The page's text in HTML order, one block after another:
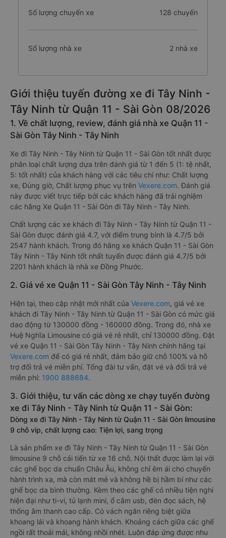
Số lượng chuyến xe 128 chuyến
Số lượng nhà xe 2 nhà xe
Giới thiệu tuyến đường xe đi Tây Ninh -
Tây Ninh từ Quận 11 - Sài Gòn 08/2026
1. Về chất lượng, review, đánh giá nhà xe Quận 11 -
Sài Gòn Tây Ninh - Tây Ninh
Xe đi Tây Ninh - Tây Ninh từ Quận 11 - Sài Gòn tốt nhất được
phân loại chất lượng dựa trên đánh giá từ 1 đến 5 (1: tệ nhất,
5: tốt nhất) của khách hàng với các tiêu chí như: Chất lượng
xe, Đúng giờ, Chất lượng phục vụ trên Vexere.com. Đánh giá
này được viết trực tiếp bởi các khách hàng đã trải nghiệm
các hãng Xe Quận 11 - Sài Gòn đi Tây Ninh - Tây Ninh.
Chất lượng các xe khách đi Tây Ninh - Tây Ninh từ Quận 11 -
Sài Gòn được đánh giá 4.7, với điểm trung bình là 4.7/5 bởi
2547 hành khách. Trong đó hãng xe khách Quận 11 - Sài Gòn
Tây Ninh - Tây Ninh tốt nhất tuyến được đánh giá 4.7/5 bởi
2201 hành khách là nhà xe Đồng Phước.
2. Giá vé xe Quận 11 - Sài Gòn Tây Ninh - Tây Ninh
Hiện tại, theo cập nhật mới nhất của Vexere.com, giá vé xe
khách đi Tây Ninh - Tây Ninh từ Quận 11 - Sài Gòn có mức giá
dao động từ 130000 đồng - 160000 đồng. Trong đó, nhà xe
Huệ Nghĩa Limousine có giá vé rẻ nhất, chỉ 130000 đồng. Đặt
vé xe Quận 11 - Sài Gòn Tây Ninh - Tây Ninh chính hãng tại
Vexere.com để có giá rẻ nhất, đảm bảo giữ chỗ 100% và hỗ
trợ đổi trả vé miễn phí. Tổng đài tư vấn, đặt vé và đổi trả vé
miễn phí: 1900 888684.
3. Giới thiệu, tư vấn các dòng xe chạy tuyến đường
xe đi Tây Ninh - Tây Ninh từ Quận 11 - Sài Gòn:
Dòng xe đi Tây Ninh - Tây Ninh từ Quận 11 - Sài Gòn limousine
9 chỗ vip, chất lượng cao: Tiện lợi, sang trọng
Là sản phẩm xe đi Tây Ninh - Tây Ninh từ Quận 11 - Sài Gòn
limousine 9 chỗ cải tiến từ xe 16 chỗ. Nội thất được làm lại với
các ghế bọc da chuẩn Châu Âu, không chỉ êm ái cho chuyến
hành trình xa, mà còn mát mẻ và không hề bị hầm bí như các
ghế bọc da bình thường. Kèm theo các ghế có nhiều tiện nghi
hiện đại như ti-vi, tủ lạnh mini, ổ cắm usb, đèn đọc sách, hệ
thống âm thanh cao cấp. Có vách ngăn riêng biệt giữa
khoang lái và khoang hành khách. Khoảng cách giữa các ghế
ngồi rất thoải mái, không nhồi nhét. Luôn đáp ứng được nhu